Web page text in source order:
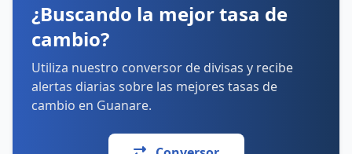
domingo: 8:30–1:00
¿Buscando la mejor tasa de
cambio?
Utiliza nuestro conversor de divisas y recibe
alertas diarias sobre las mejores tasas de
cambio en Guanare.